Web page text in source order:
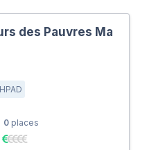
des Pauvres Ma
0 places